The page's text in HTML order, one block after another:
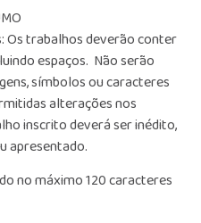
Os trabalhos deverão conter
espaços. Não serão
símbolos ou caracteres
alterações nos
inscrito deverá ser inédito,
apresentado.
no máximo 120 caracteres